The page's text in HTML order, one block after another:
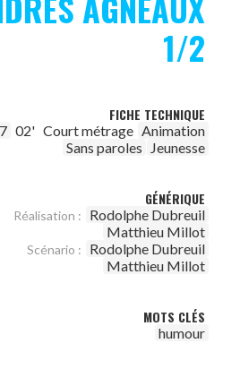
1/2
FICHE TECHNIQUE
02' Court métrage Animation
Sans paroles
Jeunesse
GÉNÉRIQUE
Réalisation :
Rodolphe Dubreuil
Matthieu Millot
Scénario :
Rodolphe Dubreuil
Matthieu Millot
MOTS CLÉS
humour